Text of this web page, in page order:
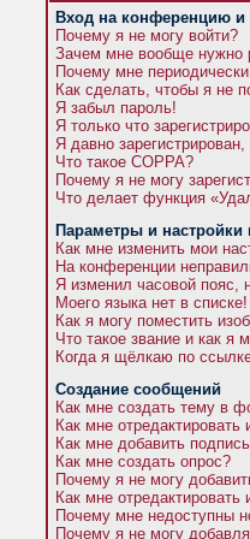
Вход на конференцию и
Почему я не могу войти?
Зачем мне вообще нужно
Почему мне
Как сделать, чтобы я не
Я забыл пароль!
Я только что
Я давно
Что такое COPPA?
Почему я не могу
Что делает функция
Параметры и настройки
Как мне изменить мои
На конференции
Я изменил часовой пояс,
Моего языка нет в списке!
Как я могу поместить
Что такое звание и как я
Когда я щёлкаю по
Создание сообщений
Как мне создать тему в
Как мне
Как мне добавить
Как мне создать опрос?
Почему я не могу
Как мне отредактировать
Почему мне недоступны
Почему я не могу